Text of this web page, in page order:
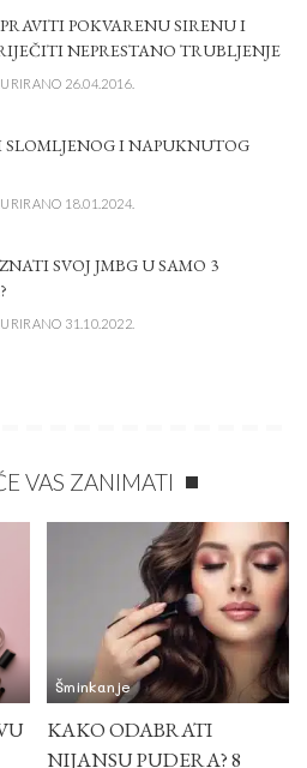
POKVARENU SIRENU I
NEPRESTANO TRUBLJENJE
26.04.2016.
I NAPUKNUTOG
18.01.2024.
SVOJ JMBG U SAMO 3
31.10.2022.
VAS ZANIMATI
Šminkanje
KAKO ODABRATI
NIJANSU PUDERA? 8